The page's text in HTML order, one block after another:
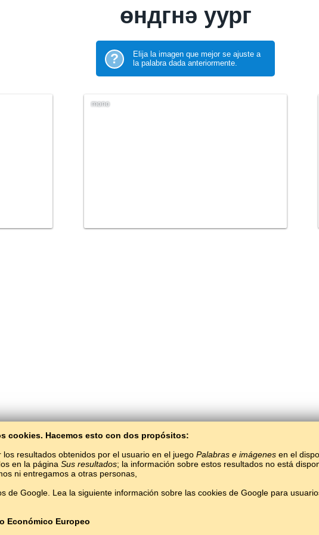
cookies. Hacemos esto con dos propósitos:
los resultados obtenidos por el usuario en el juego Palabras e imágenes en el
en la página Sus resultados; la información sobre estos resultados no está
ni entregamos a otras personas,
de Google. Lea la siguiente información sobre las cookies de Google para
Económico Europeo
өндгнә уург
?
Elija la imagen que mejor se ajuste a
la palabra dada anteriormente.
mono
Aprender el idioma calmuco gratis. Jugar y aprender palabras calmucoas en línea.